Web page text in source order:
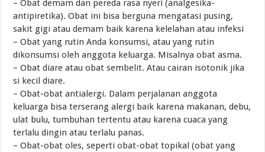
– Obat demam dan pereda rasa nyeri (analgesika-
antipiretika). Obat ini bisa berguna mengatasi pusing,
sakit gigi atau demam baik karena kelelahan atau infeksi
– Obat yang rutin Anda konsumsi, atau yang rutin
dikonsumsi oleh anggota keluarga. Misalnya obat asma.
– Obat diare atau obat sembelit. Atau cairan isotonik jika
si kecil diare.
– Obat-obat antialergi. Dalam perjalanan anggota
keluarga bisa terserang alergi baik karena makanan, debu,
ulat bulu, tumbuhan tertentu atau karena cuaca yang
terlalu dingin atau terlalu panas.
– Obat-obat oles, seperti obat-obat topikal (obat yang